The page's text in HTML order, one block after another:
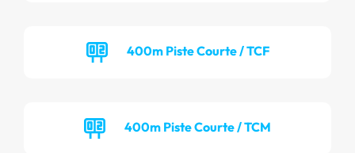
400m Piste Courte / TCF
400m Piste Courte / TCM